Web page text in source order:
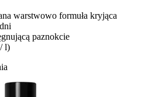
warstwowo formuła kryjąca
paznokcie
l)